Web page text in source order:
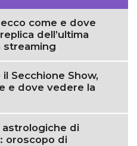
come e dove
dell’ultima
streaming
il Secchione Show,
e dove vedere la
astrologiche di
oroscopo di